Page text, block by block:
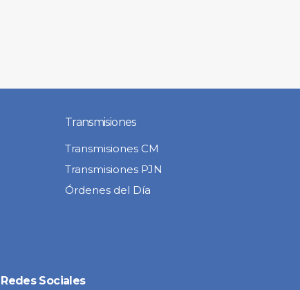
Transmisiones
Transmisiones CM
Transmisiones PJN
Órdenes del Día
Redes Sociales